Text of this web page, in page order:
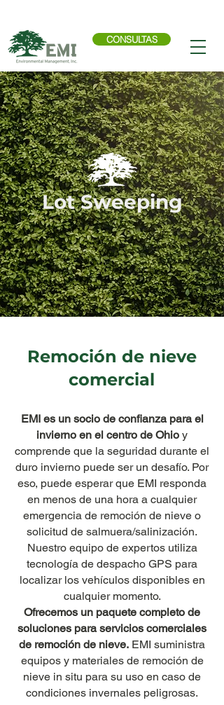
CONSULTAS
Lot Sweeping
Remoción de nieve
comercial
EMI es un socio de confianza para el
invierno en el centro de Ohio y
comprende que la seguridad durante el
duro invierno puede ser un desafío. Por
eso, puede esperar que EMI responda
en menos de una hora a cualquier
emergencia de remoción de nieve o
solicitud de salmuera/salinización.
Nuestro equipo de expertos utiliza
tecnología de despacho GPS para
localizar los vehículos disponibles en
cualquier momento.
Ofrecemos un paquete completo de
soluciones para servicios comerciales
de remoción de nieve. EMI suministra
equipos y materiales de remoción de
nieve in situ para su uso en caso de
condiciones invernales peligrosas.